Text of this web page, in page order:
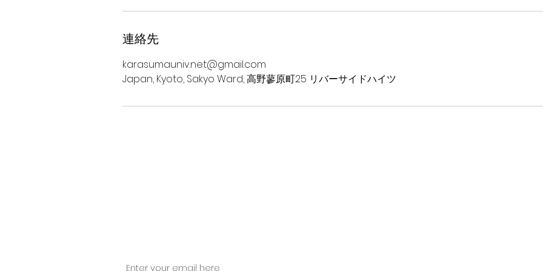
連絡先
karasumauniv.net@gmail.com
Japan, Kyoto, Sakyo Ward, 高野蓼原町25 リバーサイドハイツ